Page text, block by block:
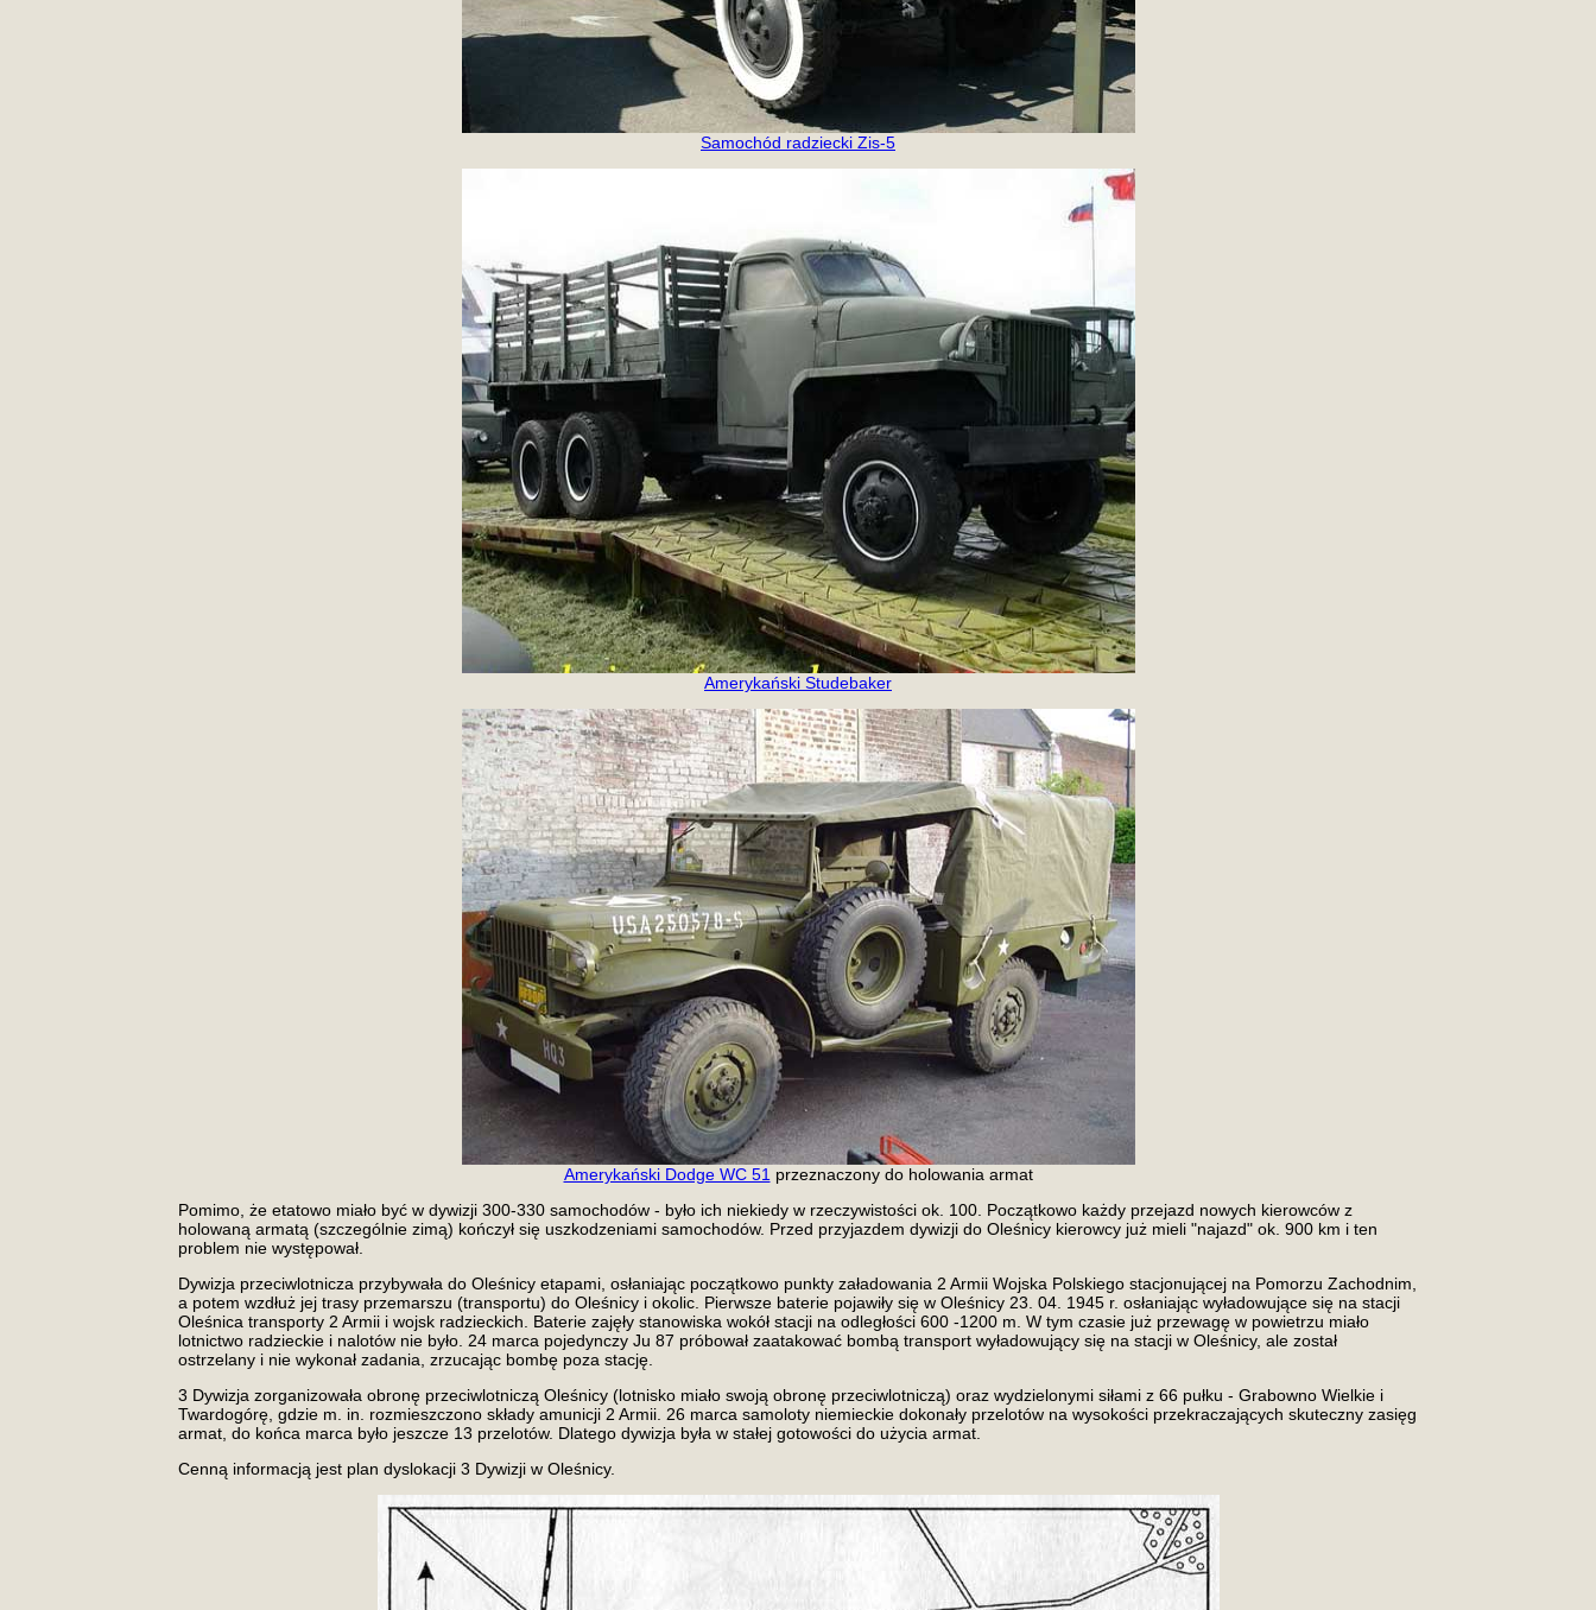
Samochód radziecki Zis-5
Amerykański Studebaker
Amerykański Dodge WC 51 przeznaczony do holowania armat
Pomimo, że etatowo miało być w dywizji 300-330 samochodów - było ich niekiedy w rzeczywistości ok. 100. Początkowo każdy przejazd nowych kierowców z
holowaną armatą (szczególnie zimą) kończył się uszkodzeniami samochodów. Przed przyjazdem dywizji do Oleśnicy kierowcy już mieli "najazd" ok. 900 km i ten
problem nie występował.
Dywizja przeciwlotnicza przybywała do Oleśnicy etapami, osłaniając początkowo punkty załadowania 2 Armii Wojska Polskiego stacjonującej na Pomorzu Zachodnim,
a potem wzdłuż jej trasy przemarszu (transportu) do Oleśnicy i okolic. Pierwsze baterie pojawiły się w Oleśnicy 23. 04. 1945 r. osłaniając wyładowujące się na stacji
Oleśnica transporty 2 Armii i wojsk radzieckich. Baterie zajęły stanowiska wokół stacji na odległości 600 -1200 m. W tym czasie już przewagę w powietrzu miało
lotnictwo radzieckie i nalotów nie było. 24 marca pojedynczy Ju 87 próbował zaatakować bombą transport wyładowujący się na stacji w Oleśnicy, ale został
ostrzelany i nie wykonał zadania, zrzucając bombę poza stację.
3 Dywizja zorganizowała obronę przeciwlotniczą Oleśnicy (lotnisko miało swoją obronę przeciwlotniczą) oraz wydzielonymi siłami z 66 pułku - Grabowno Wielkie i
Twardogórę, gdzie m. in. rozmieszczono składy amunicji 2 Armii. 26 marca samoloty niemieckie dokonały przelotów na wysokości przekraczających skuteczny zasięg
armat, do końca marca było jeszcze 13 przelotów. Dlatego dywizja była w stałej gotowości do użycia armat.
Cenną informacją jest plan dyslokacji 3 Dywizji w Oleśnicy.